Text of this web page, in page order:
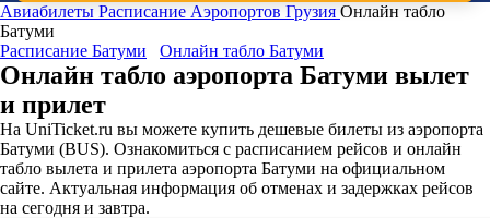
Авиабилеты Расписание Аэропортов Грузия Онлайн табло
Батуми
Расписание Батуми
Онлайн табло Батуми
Онлайн табло аэропорта Батуми вылет
и прилет
На UniTicket.ru вы можете купить дешевые билеты из аэропорта
Батуми (BUS). Ознакомиться с расписанием рейсов и онлайн
табло вылета и прилета аэропорта Батуми на официальном
сайте. Актуальная информация об отменах и задержках рейсов
на сегодня и завтра.